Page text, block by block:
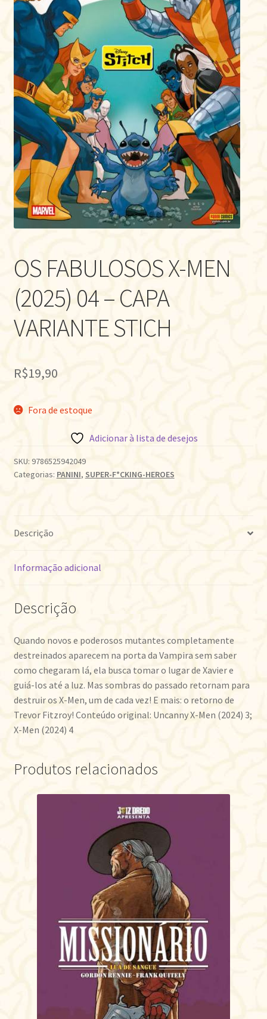
OS FABULOSOS X-MEN
(2025) 04 – CAPA
VARIANTE STICH
R$19,90
Fora de estoque
Adicionar à lista de desejos
SKU: 9786525942049
Categorias: PANINI, SUPER-F*CKING-HEROES
Descrição
Informação adicional
Descrição
Quando novos e poderosos mutantes completamente
destreinados aparecem na porta da Vampira sem saber
como chegaram lá, ela busca tomar o lugar de Xavier e
guiá-los até a luz. Mas sombras do passado retornam para
destruir os X-Men, um de cada vez! E mais: o retorno de
Trevor Fitzroy! Conteúdo original: Uncanny X-Men (2024) 3;
X-Men (2024) 4
Produtos relacionados